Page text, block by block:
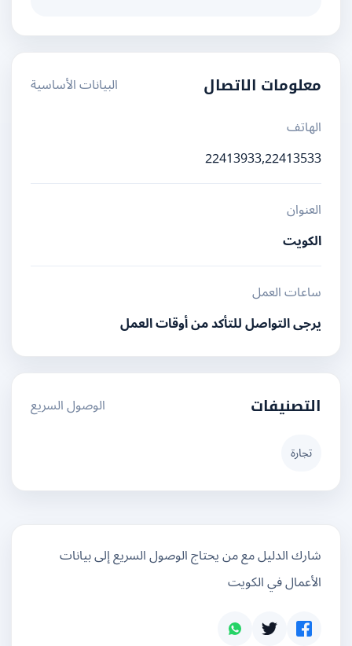
معلومات الاتصال
البيانات الأساسية
الهاتف
22413933,22413533
العنوان
الكويت
ساعات العمل
يرجى التواصل للتأكد من أوقات العمل
التصنيفات الوصول السريع
شارك الدليل مع من يحتاج الوصول السريع إلى بيانات
الأعمال في الكويت